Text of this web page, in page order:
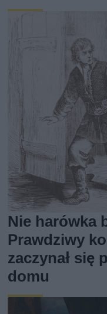
Nie harówka
Prawdziwy
zaczynał się
domu